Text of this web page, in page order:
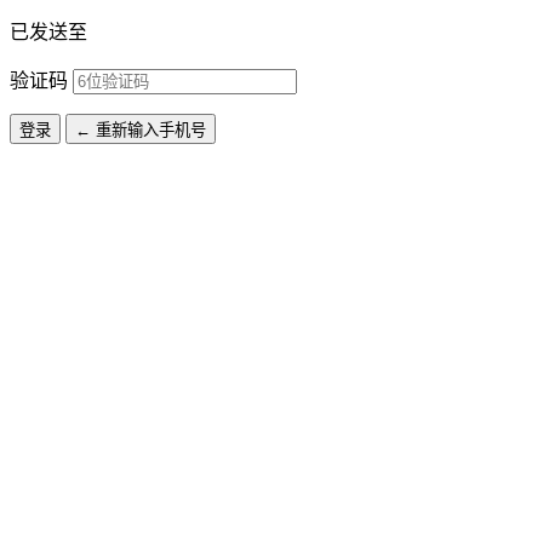
已发送至
验证码
登录 ← 重新输入手机号